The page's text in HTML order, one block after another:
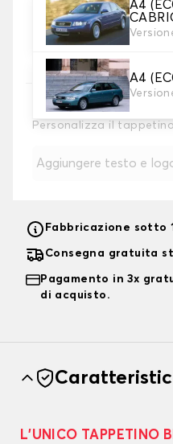
A4
A4
8. Tallone di
Aggiungete un
tappetino del
9. Ricamo
Personalizza il
Aggiungere testo e
Fabbricazione sotto
Consegna gratuita
Pagamento in 3x
di acquisto.
L’UNICO TAPPETINO